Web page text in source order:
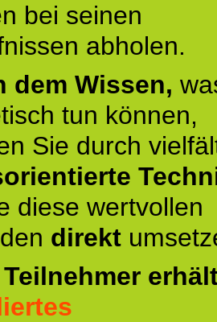
bei seinen
abholen.
dem Wissen,
tun können,
Sie durch
diese wertvollen
direkt